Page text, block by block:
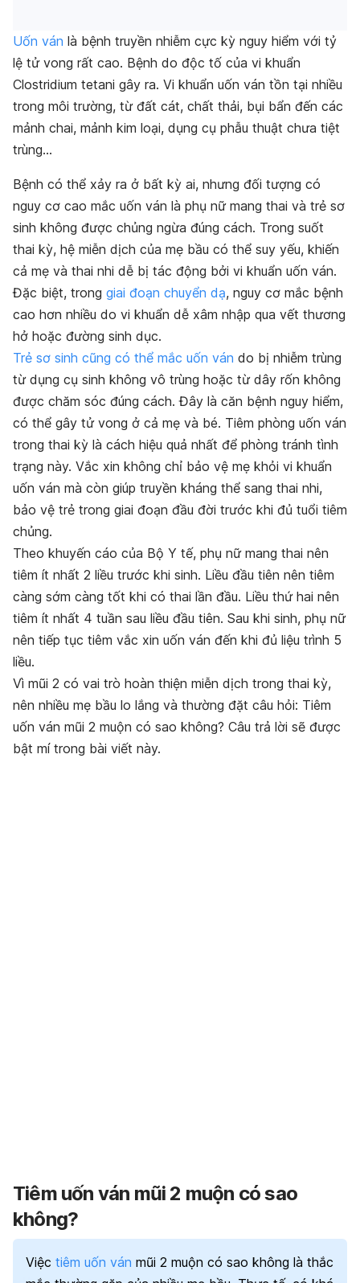
Uốn ván là bệnh truyền nhiễm cực kỳ nguy hiểm với tỷ
lệ tử vong rất cao. Bệnh do độc tố của vi khuẩn
Clostridium tetani gây ra. Vi khuẩn uốn ván tồn tại nhiều
trong môi trường, từ đất cát, chất thải, bụi bẩn đến các
mảnh chai, mảnh kim loại, dụng cụ phẫu thuật chưa tiệt
trùng…
Bệnh có thể xảy ra ở bất kỳ ai, nhưng đối tượng có
nguy cơ cao mắc uốn ván là phụ nữ mang thai và trẻ sơ
sinh không được chủng ngừa đúng cách. Trong suốt
thai kỳ, hệ miễn dịch của mẹ bầu có thể suy yếu, khiến
cả mẹ và thai nhi dễ bị tác động bởi vi khuẩn uốn ván.
Đặc biệt, trong giai đoạn chuyển dạ, nguy cơ mắc bệnh
cao hơn nhiều do vi khuẩn dễ xâm nhập qua vết thương
hở hoặc đường sinh dục.
Trẻ sơ sinh cũng có thể mắc uốn ván do bị nhiễm trùng
từ dụng cụ sinh không vô trùng hoặc từ dây rốn không
được chăm sóc đúng cách. Đây là căn bệnh nguy hiểm,
có thể gây tử vong ở cả mẹ và bé. Tiêm phòng uốn ván
trong thai kỳ là cách hiệu quả nhất để phòng tránh tình
trạng này. Vắc xin không chỉ bảo vệ mẹ khỏi vi khuẩn
uốn ván mà còn giúp truyền kháng thể sang thai nhi,
bảo vệ trẻ trong giai đoạn đầu đời trước khi đủ tuổi tiêm
chủng.
Theo khuyến cáo của Bộ Y tế, phụ nữ mang thai nên
tiêm ít nhất 2 liều trước khi sinh. Liều đầu tiên nên tiêm
càng sớm càng tốt khi có thai lần đầu. Liều thứ hai nên
tiêm ít nhất 4 tuần sau liều đầu tiên. Sau khi sinh, phụ nữ
nên tiếp tục tiêm vắc xin uốn ván đến khi đủ liệu trình 5
liều.
Vì mũi 2 có vai trò hoàn thiện miễn dịch trong thai kỳ,
nên nhiều mẹ bầu lo lắng và thường đặt câu hỏi: Tiêm
uốn ván mũi 2 muộn có sao không? Câu trả lời sẽ được
bật mí trong bài viết này.
Tiêm uốn ván mũi 2 muộn có sao
không?
Việc tiêm uốn ván mũi 2 muộn có sao không là thắc